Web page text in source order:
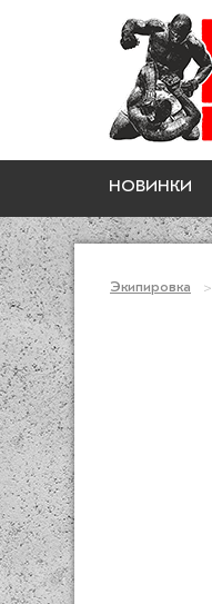
НОВИНКИ
Экипировка